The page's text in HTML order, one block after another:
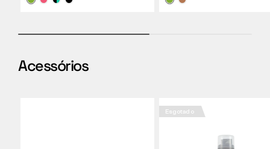
Acessórios
Esgotado